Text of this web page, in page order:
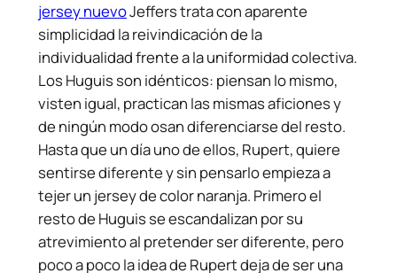
jersey nuevoJeffers trata con aparente
simplicidad la reivindicación de la
individualidad frente a la uniformidad colectiva.
Los Huguis son idénticos: piensan lo mismo,
visten igual, practican las mismas aficiones y
de ningún modo osan diferenciarse del resto.
Hasta que un día uno de ellos, Rupert, quiere
sentirse diferente y sin pensarlo empieza a
tejer un jersey de color naranja. Primero el
resto de Huguis se escandalizan por su
atrevimiento al pretender ser diferente, pero
poco a poco la idea de Rupert deja de ser una